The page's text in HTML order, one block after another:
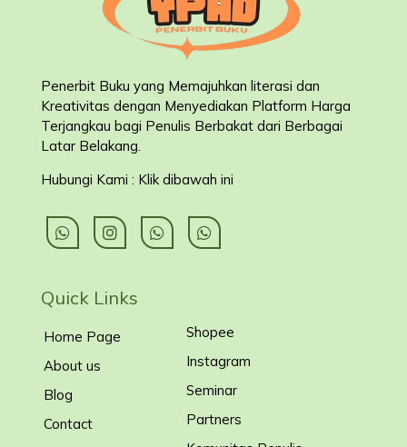
Penerbit Buku yang Memajuhkan literasi dan
Kreativitas dengan Menyediakan Platform Harga
Terjangkau bagi Penulis Berbakat dari Berbagai
Latar Belakang
Hubungi Kami : Klik dibawah ini
Quick Links
Home Page
About us
Blog
Contact
Shopee
Instagram
Seminar
Partners